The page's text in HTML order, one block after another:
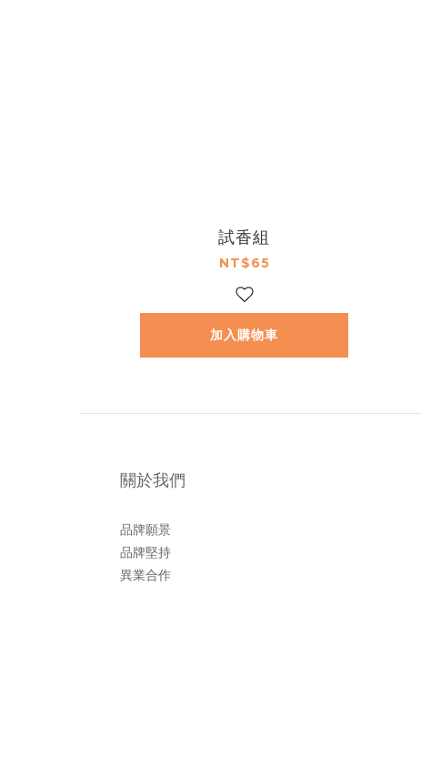
試香組
NT$65
加入購物車
關於我們
品牌願景
品牌堅持
異業合作